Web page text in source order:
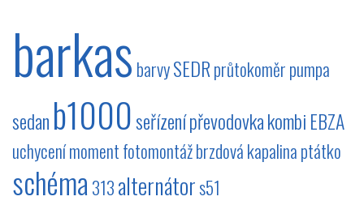
barkas barvySEDRprůtokoměrpumpa
sedanb1000seřízenípřevodovkakombiEBZA
uchycenímomentfotomontážbrzdová kapalinaptátko
schéma 313alternátors51